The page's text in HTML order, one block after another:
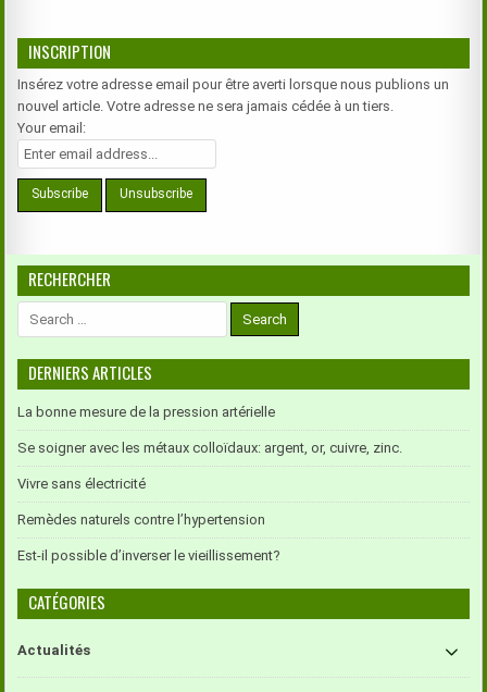
INSCRIPTION
Insérez votre adresse email pour être averti lorsque nous publions un
nouvel article. Votre adresse ne sera jamais cédée à un tiers.
Your email:
RECHERCHER
DERNIERS ARTICLES
La bonne mesure de la pression artérielle
Se soigner avec les métaux colloïdaux: argent, or, cuivre, zinc.
Vivre sans électricité
Remèdes naturels contre l’hypertension
Est-il possible d’inverser le vieillissement?
CATÉGORIES
Actualités